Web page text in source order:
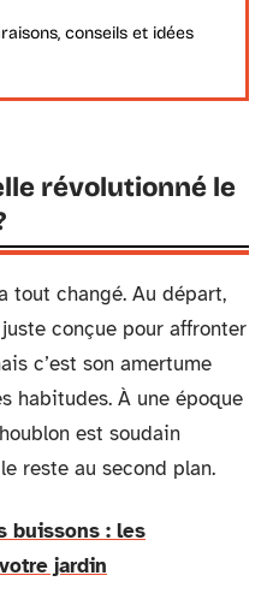
conseils et idées
révolutionné le
tout changé. Au départ,
conçue pour affronter
c’est son amertume
habitudes. À une époque
est soudain
reste au second plan.
buissons : les
jardin